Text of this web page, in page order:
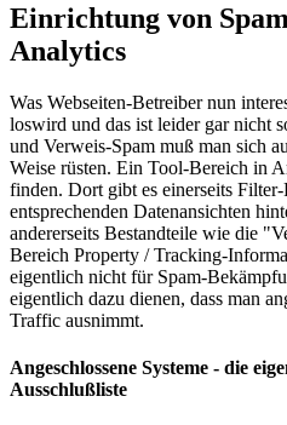
Einrichtung von
Analytics
Was Webseiten-Betreiber nun
loswird und das ist leider gar nicht
und Verweis-Spam muß man sich
Weise rüsten. Ein Tool-Bereich in
finden. Dort gibt es einerseits
entsprechenden Datenansichten
andererseits Bestandteile wie die
Bereich Property / Tracking-
eigentlich nicht für Spam-
eigentlich dazu dienen, dass man
Traffic ausnimmt.
Angeschlossene Systeme - die
Ausschlußliste